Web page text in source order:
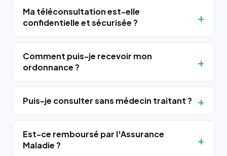
Ma téléconsultation est-elle
confidentielle et sécurisée ?
Comment puis-je recevoir mon
ordonnance ?
Puis-je consulter sans médecin traitant ?
Est-ce remboursé par l'Assurance
Maladie ?